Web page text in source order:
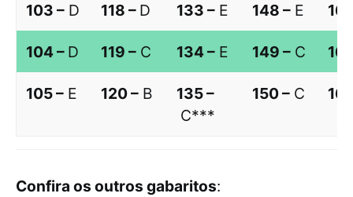
103 – D 118 – D 133 – E 148 – E
104 – D 119 – C 134 – E 149 – C
105 – E 120 – B
135 –
C***
150 – C
Confira os outros gabaritos: